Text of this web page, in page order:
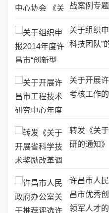
战案例专
关于组织
科技团队”
关于开展
考核工作
转发《关
研的通知》
许昌市人
昌市优秀
领军人才